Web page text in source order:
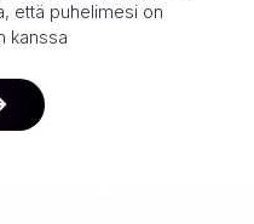
että puhelimesi on
kanssa